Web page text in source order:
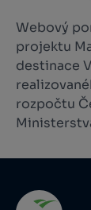
Webový
projektu
destinace
rozpočtu